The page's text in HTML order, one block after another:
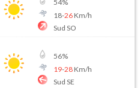
54%
18-26Km/h
Sud SO
56%
19-28Km/h
Sud SE